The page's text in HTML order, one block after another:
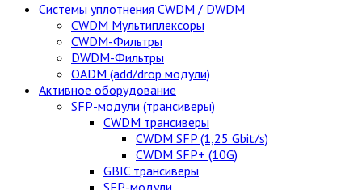
Cистемы уплотнения CWDM / DWDM
CWDM Мультиплексоры
CWDM-Фильтры
DWDM-Фильтры
OADM (add/drop модули)
Активное оборудование
SFP-модули (трансиверы)
CWDM трансиверы
CWDM SFP (1,25 Gbit/s)
CWDM SFP+ (10G)
GBIC трансиверы
SFP-модули